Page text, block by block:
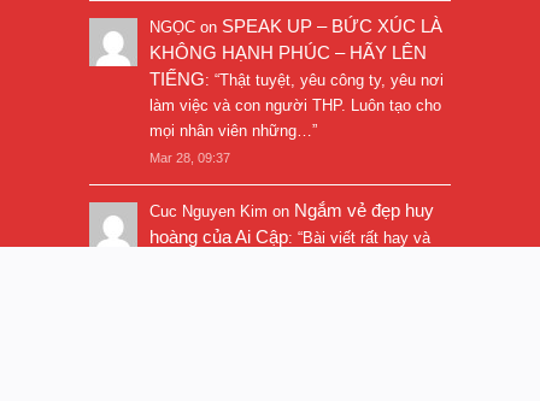
NGỌC on SPEAK UP – BỨC XÚC LÀ
KHÔNG HẠNH PHÚC – HÃY LÊN
TIẾNG: “Thật tuyệt, yêu công ty, yêu nơi
làm việc và con người THP. Luôn tạo cho
mọi nhân viên những… ”
Mar 28, 09:37
Cuc Nguyen Kim on Ngắm vẻ đẹp huy
hoàng của Ai Cập: “Bài viết rất hay và